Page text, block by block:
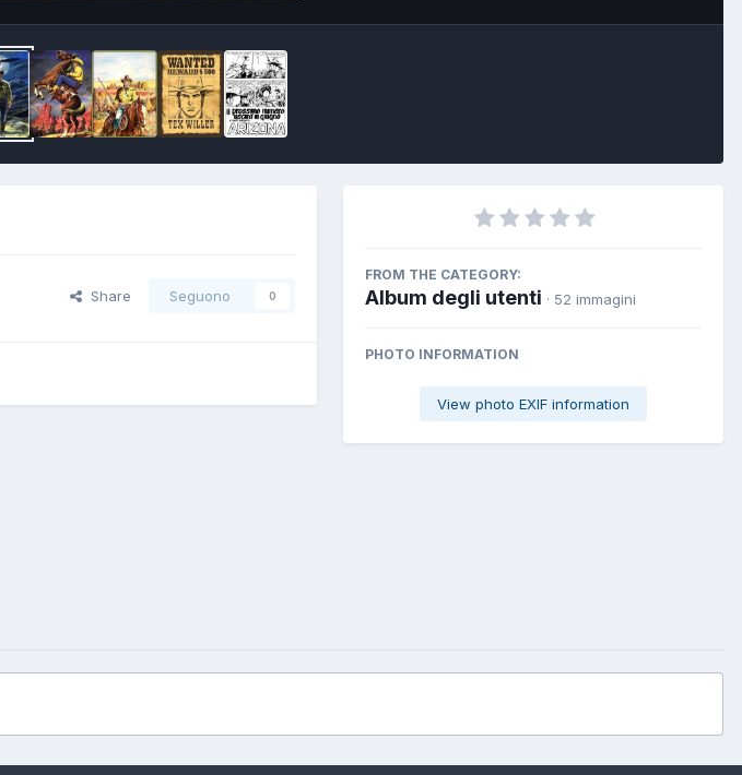
Share Seguono 0
FROM THE CATEGORY:
Album degli utenti · 52 immagini
PHOTO INFORMATION
View photo EXIF information